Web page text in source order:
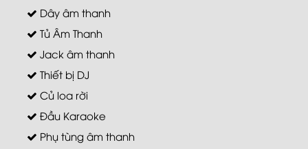
Dây âm thanh
Tủ Âm Thanh
Jack âm thanh
Thiết bị DJ
Củ loa rời
Đầu Karaoke
Phụ tùng âm thanh